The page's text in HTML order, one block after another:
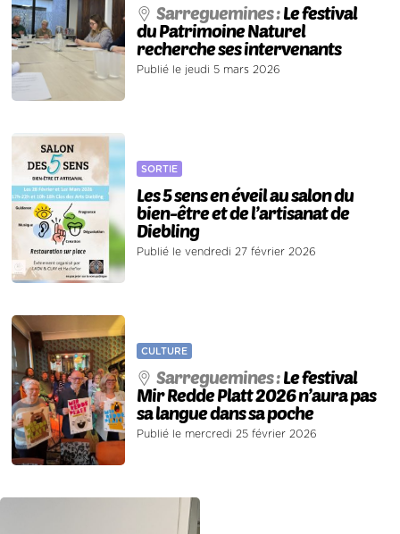
Sarreguemines :Le festival
du Patrimoine Naturel
recherche ses intervenants
Publié le jeudi 5 mars 2026
SORTIE
Les 5 sens en éveil au salon du
bien-être et de l’artisanat de
Diebling
Publié le vendredi 27 février 2026
CULTURE
Sarreguemines :Le festival
Mir Redde Platt 2026 n’aura pas
sa langue dans sa poche
Publié le mercredi 25 février 2026